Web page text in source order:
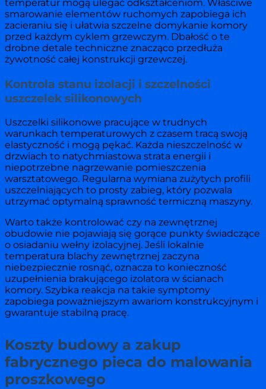
temperatur mogą ulegać odkształceniom. Właściwe
smarowanie elementów ruchomych zapobiega ich
zacieraniu się i ułatwia szczelne domykanie komory
przed każdym cyklem grzewczym. Dbałość o te
drobne detale techniczne znacząco przedłuża
żywotność całej konstrukcji grzewczej.
Kontrola stanu izolacji i szczelności
uszczelek silikonowych
Uszczelki silikonowe pracujące w trudnych
warunkach temperaturowych z czasem tracą swoją
elastyczność i mogą pękać. Każda nieszczelność w
drzwiach to natychmiastowa strata energii i
niepotrzebne nagrzewanie pomieszczenia
warsztatowego. Regularna wymiana zużytych profili
uszczelniających to prosty zabieg, który pozwala
utrzymać optymalną sprawność termiczną maszyny.
Warto także kontrolować czy na zewnętrznej
obudowie nie pojawiają się gorące punkty świadczące
o osiadaniu wełny izolacyjnej. Jeśli lokalnie
temperatura blachy zewnętrznej zaczyna
niebezpiecznie rosnąć, oznacza to konieczność
uzupełnienia brakującego izolatora w ścianach
komory. Szybka reakcja na takie symptomy
zapobiega poważniejszym awariom konstrukcyjnym i
gwarantuje stabilną pracę.
Koszty budowy a zakup
fabrycznego pieca do malowania
proszkowego